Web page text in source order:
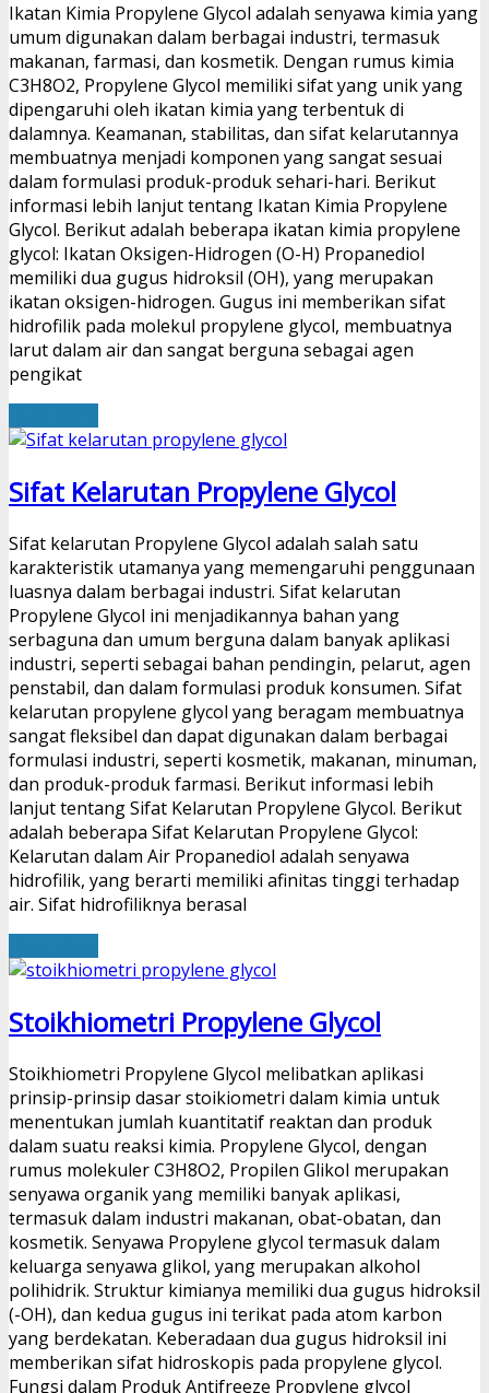
Ikatan Kimia Propylene Glycol adalah senyawa kimia yang
umum digunakan dalam berbagai industri, termasuk
makanan, farmasi, dan kosmetik. Dengan rumus kimia
C3H8O2, Propylene Glycol memiliki sifat yang unik yang
dipengaruhi oleh ikatan kimia yang terbentuk di
dalamnya. Keamanan, stabilitas, dan sifat kelarutannya
membuatnya menjadi komponen yang sangat sesuai
dalam formulasi produk-produk sehari-hari. Berikut
informasi lebih lanjut tentang Ikatan Kimia Propylene
Glycol. Berikut adalah beberapa ikatan kimia propylene
glycol: Ikatan Oksigen-Hidrogen (O-H) Propanediol
memiliki dua gugus hidroksil (OH), yang merupakan
ikatan oksigen-hidrogen. Gugus ini memberikan sifat
hidrofilik pada molekul propylene glycol, membuatnya
larut dalam air dan sangat berguna sebagai agen
pengikat
Sifat Kelarutan Propylene Glycol
Sifat kelarutan Propylene Glycol adalah salah satu
karakteristik utamanya yang memengaruhi penggunaan
luasnya dalam berbagai industri. Sifat kelarutan
Propylene Glycol ini menjadikannya bahan yang
serbaguna dan umum berguna dalam banyak aplikasi
industri, seperti sebagai bahan pendingin, pelarut, agen
penstabil, dan dalam formulasi produk konsumen. Sifat
kelarutan propylene glycol yang beragam membuatnya
sangat fleksibel dan dapat digunakan dalam berbagai
formulasi industri, seperti kosmetik, makanan, minuman,
dan produk-produk farmasi. Berikut informasi lebih
lanjut tentang Sifat Kelarutan Propylene Glycol. Berikut
adalah beberapa Sifat Kelarutan Propylene Glycol:
Kelarutan dalam Air Propanediol adalah senyawa
hidrofilik, yang berarti memiliki afinitas tinggi terhadap
air. Sifat hidrofiliknya berasal
Stoikhiometri Propylene Glycol
Stoikhiometri Propylene Glycol melibatkan aplikasi
prinsip-prinsip dasar stoikiometri dalam kimia untuk
menentukan jumlah kuantitatif reaktan dan produk
dalam suatu reaksi kimia. Propylene Glycol, dengan
rumus molekuler C3H8O2, Propilen Glikol merupakan
senyawa organik yang memiliki banyak aplikasi,
termasuk dalam industri makanan, obat-obatan, dan
kosmetik. Senyawa Propylene glycol termasuk dalam
keluarga senyawa glikol, yang merupakan alkohol
polihidrik. Struktur kimianya memiliki dua gugus hidroksil
(-OH), dan kedua gugus ini terikat pada atom karbon
yang berdekatan. Keberadaan dua gugus hidroksil ini
memberikan sifat hidroskopis pada propylene glycol.
Fungsi dalam Produk Antifreeze Propylene glycol